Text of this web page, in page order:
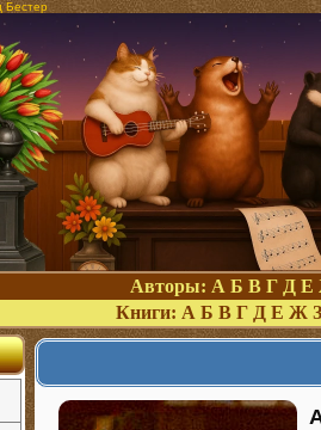
Бестер
Авторы: А Б В Г Д Е
Книги: А Б В Г Д Е Ж З